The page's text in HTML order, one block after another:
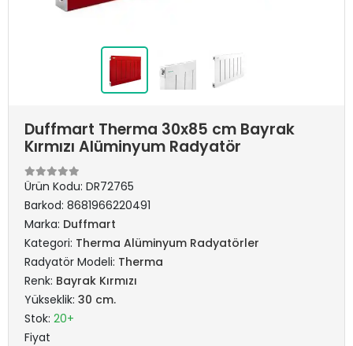
Duffmart Therma 30x85 cm Bayrak
Kırmızı Alüminyum Radyatör
Ürün Kodu: DR72765
Barkod: 8681966220491
Marka: Duffmart
Kategori: Therma Alüminyum Radyatörler
Radyatör Modeli: Therma
Renk: Bayrak Kırmızı
Yükseklik: 30 cm.
Stok: 20+
Fiyat